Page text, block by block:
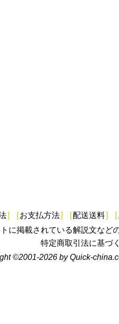
] [お支払方法] [配送送料] [
に掲載されている解説文など
特定商取引法に基づ
©2001-2026 by Quick-